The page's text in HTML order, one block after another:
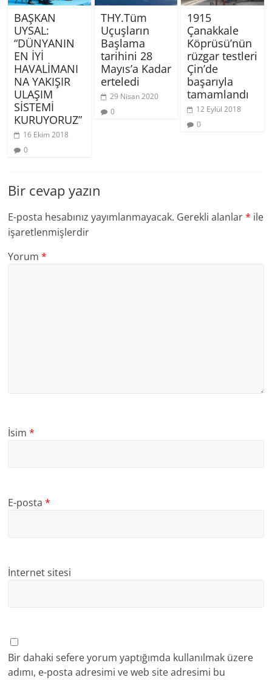
BAŞKAN
UYSAL:
“DÜNYANIN
EN İYİ
HAVALİMANI
NA YAKIŞIR
ULAŞIM
SİSTEMİ
KURUYORUZ”
16 Ekim 2018
0
THY.Tüm
Uçuşların
Başlama
tarihini 28
Mayıs’a Kadar
erteledi
29 Nisan 2020
0
1915
Çanakkale
Köprüsü’nün
rüzgar testleri
Çin’de
başarıyla
tamamlandı
12 Eylül 2018
0
Bir cevap yazın
E-posta hesabınız yayımlanmayacak. Gerekli alanlar* ile
işaretlenmişlerdir
Yorum*
İsim*
E-posta*
İnternet sitesi
Bir dahaki sefere yorum yaptığımda kullanılmak üzere
adımı, e-posta adresimi ve web site adresimi bu